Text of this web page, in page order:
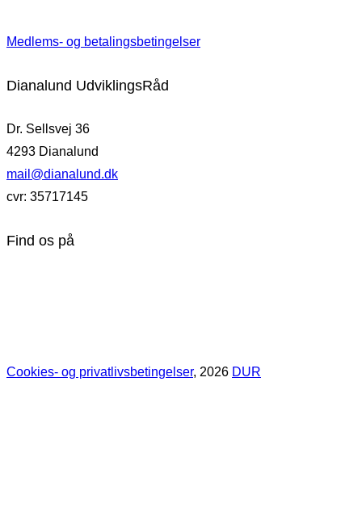
Medlems- og betalingsbetingelser
Dianalund UdviklingsRåd
Dr. Sellsvej 36
4293 Dianalund
mail@dianalund.dk
cvr: 35717145
Find os på
Cookies- og privatlivsbetingelser, 2026 DUR